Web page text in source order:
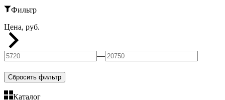
Фильтр
Цена, руб.
—
Сбросить фильтр
Каталог